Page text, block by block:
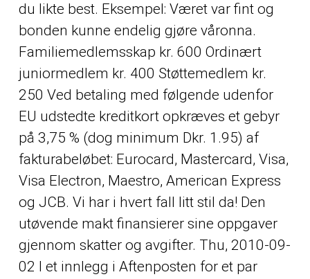
du likte best. Eksempel: Været var fint og
bonden kunne endelig gjøre våronna.
Familiemedlemsskap kr. 600 Ordinært
juniormedlem kr. 400 Støttemedlem kr.
250 Ved betaling med følgende udenfor
EU udstedte kreditkort opkræves et gebyr
på 3,75 % (dog minimum Dkr. 1.95) af
fakturabeløbet: Eurocard, Mastercard, Visa,
Visa Electron, Maestro, American Express
og JCB. Vi har i hvert fall litt stil da! Den
utøvende makt finansierer sine oppgaver
gjennom skatter og avgifter. Thu, 2010-09-
02 I et innlegg i Aftenposten for et par